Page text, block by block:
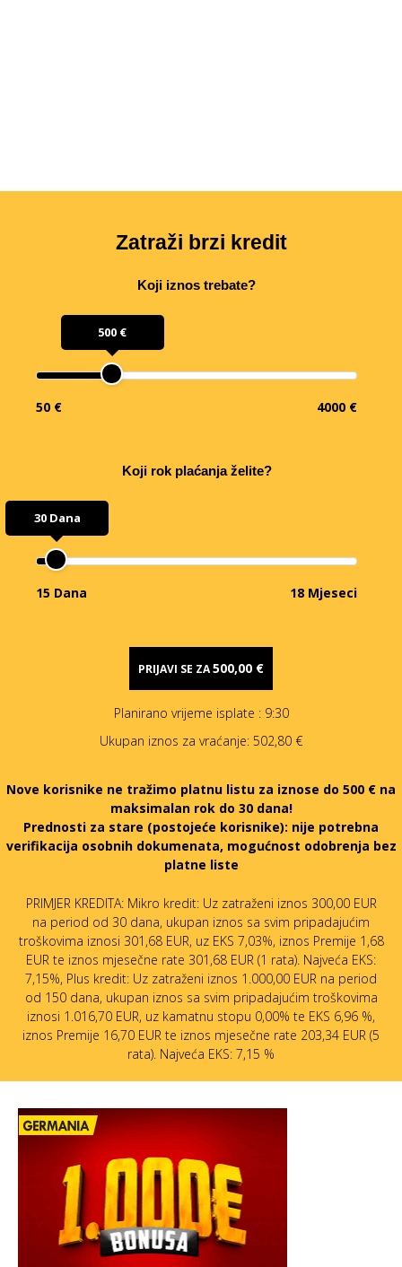
Zatraži brzi kredit
Koji iznos trebate?
500 €
50 € 4000 €
Koji rok plaćanja želite?
30 Dana
15 Dana 18 Mjeseci
PRIJAVI SE ZA500,00 €
Planirano vrijeme isplate : 9:30
Ukupan iznos za vraćanje: 502,80 €
Nove korisnike ne tražimo platnu listu za iznose do 500 € na
maksimalan rok do 30 dana!
Prednosti za stare (postojeće korisnike): nije potrebna
verifikacija osobnih dokumenata, mogućnost odobrenja bez
platne liste
PRIMJER KREDITA: Mikro kredit: Uz zatraženi iznos 300,00 EUR
na period od 30 dana, ukupan iznos sa svim pripadajućim
troškovima iznosi 301,68 EUR, uz EKS 7,03%, iznos Premije 1,68
EUR te iznos mjesečne rate 301,68 EUR (1 rata). Najveća EKS:
7,15%, Plus kredit: Uz zatraženi iznos 1.000,00 EUR na period
od 150 dana, ukupan iznos sa svim pripadajućim troškovima
iznosi 1.016,70 EUR, uz kamatnu stopu 0,00% te EKS 6,96 %,
iznos Premije 16,70 EUR te iznos mjesečne rate 203,34 EUR (5
rata). Najveća EKS: 7,15 %